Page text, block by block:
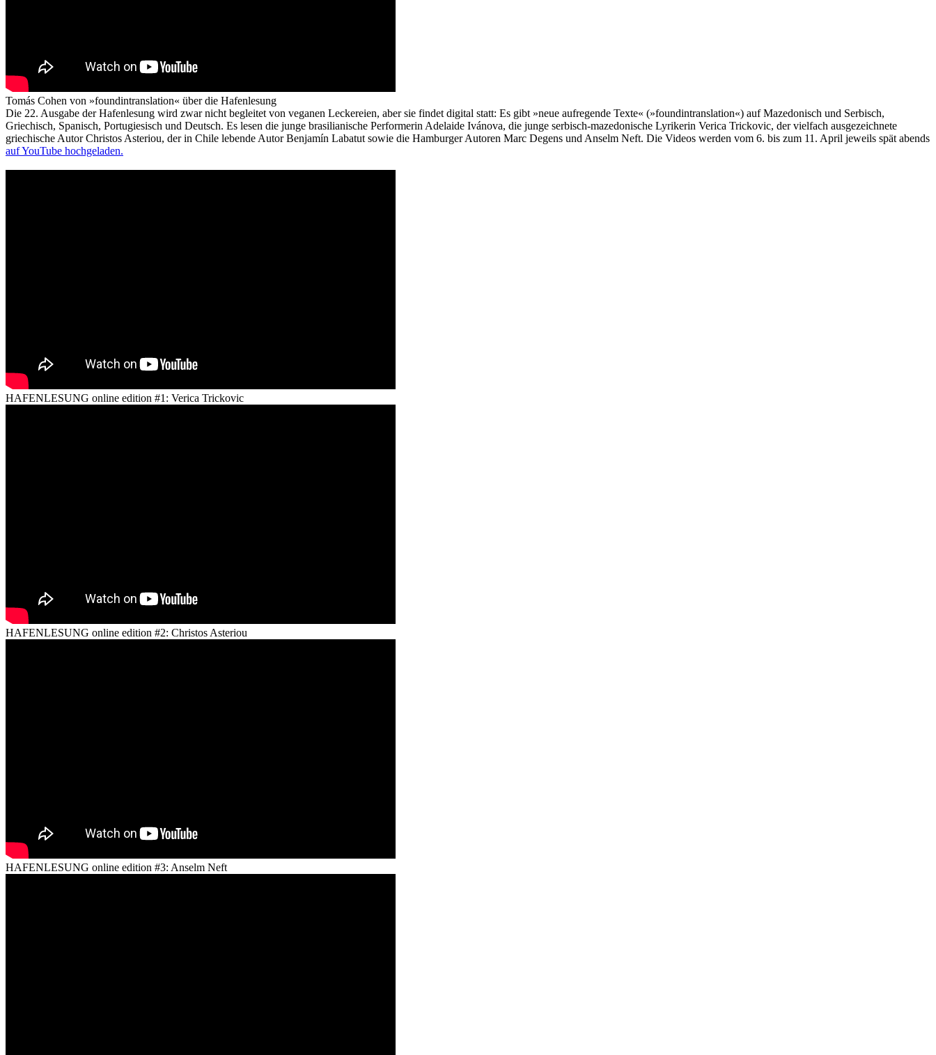
Tomás Cohen von »foundintranslation« über die Hafenlesung
Die 22. Ausgabe der Hafenlesung wird zwar nicht begleitet von veganen Leckereien, aber sie findet digital statt: Es gibt »neue aufregende Texte« (»foundintranslation«) auf Mazedonisch und Serbisch,
Griechisch, Spanisch, Portugiesisch und Deutsch. Es lesen die junge brasilianische Performerin Adelaide Ivánova, die junge serbisch-mazedonische Lyrikerin Verica Trickovic, der vielfach ausgezeichnete
griechische Autor Christos Asteriou, der in Chile lebende Autor Benjamín Labatut sowie die Hamburger Autoren Marc Degens und Anselm Neft. Die Videos werden vom 6. bis zum 11. April jeweils spät abends
auf YouTube hochgeladen.
HAFENLESUNG online edition #1: Verica Trickovic
HAFENLESUNG online edition #2: Christos Asteriou
HAFENLESUNG online edition #3: Anselm Neft